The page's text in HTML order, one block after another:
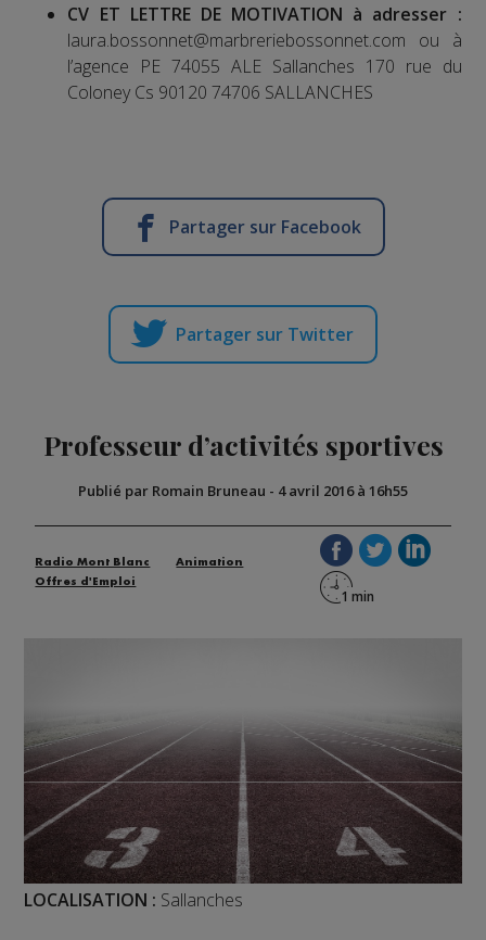
CV ET LETTRE DE MOTIVATION à adresser :
laura.bossonnet@marbreriebossonnet.com ou à
l’agence PE 74055 ALE Sallanches 170 rue du
Coloney Cs 90120 74706 SALLANCHES
Partager sur Facebook
Partager sur Twitter
Professeur d’activités sportives
Publié par Romain Bruneau - 4 avril 2016 à 16h55
Radio Mont Blanc
Animation
Offres d'Emploi
LOCALISATION : Sallanches